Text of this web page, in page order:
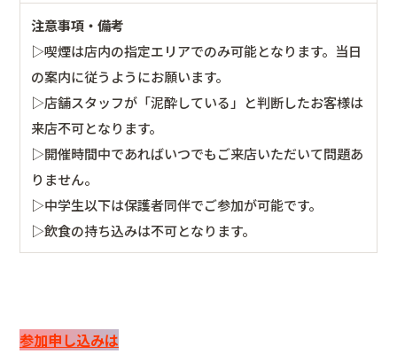
注意事項・備考
▷喫煙は店内の指定エリアでのみ可能となります。当日
の案内に従うようにお願います。
▷店舗スタッフが「泥酔している」と判断したお客様は
来店不可となります。
▷開催時間中であればいつでもご来店いただいて問題あ
りません。
▷中学生以下は保護者同伴でご参加が可能です。
▷飲食の持ち込みは不可となります。
参加申し込みは